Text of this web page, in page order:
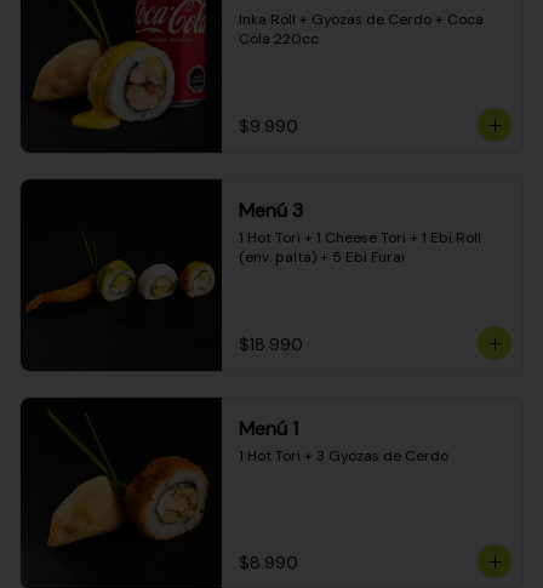
Inka Roll + Gyozas de Cerdo + Coca
Cola 220cc
$9.990
Menú 3
1 Hot Tori + 1 Cheese Tori + 1 Ebi Roll
(env. palta) + 5 Ebi Furai
$18.990
Menú 1
1 Hot Tori + 3 Gyozas de Cerdo
$8.990